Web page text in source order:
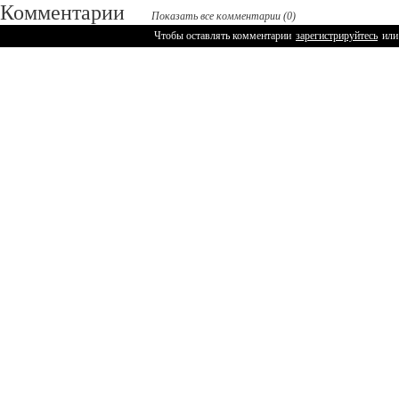
Комментарии
Показать все комментарии (0)
Чтобы оставлять комментарии зарегистрируйтесь или